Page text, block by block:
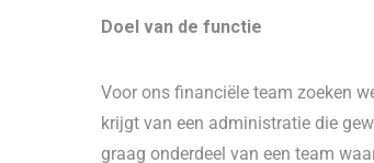
Doel van de functie
Voor ons financiële team zoeken
krijgt van een administratie die
graag onderdeel van een team